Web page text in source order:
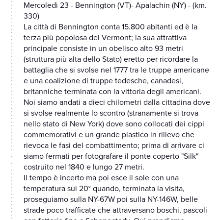
Mercoledì 23 - Bennington (VT)- Apalachin (NY) - (km.
330)
La città di Bennington conta 15.800 abitanti ed è la
terza più popolosa del Vermont; la sua attrattiva
principale consiste in un obelisco alto 93 metri
(struttura più alta dello Stato) eretto per ricordare la
battaglia che si svolse nel 1777 tra le truppe americane
e una coalizione di truppe tedesche, canadesi,
britanniche terminata con la vittoria degli americani.
Noi siamo andati a dieci chilometri dalla cittadina dove
si svolse realmente lo scontro (stranamente si trova
nello stato di New York) dove sono collocati dei cippi
commemorativi e un grande plastico in rilievo che
rievoca le fasi del combattimento; prima di arrivare ci
siamo fermati per fotografare il ponte coperto "Silk"
costruito nel 1840 e lungo 27 metri.
Il tempo è incerto ma poi esce il sole con una
temperatura sui 20° quando, terminata la visita,
proseguiamo sulla NY-67W poi sulla NY-146W, belle
strade poco trafficate che attraversano boschi, pascoli